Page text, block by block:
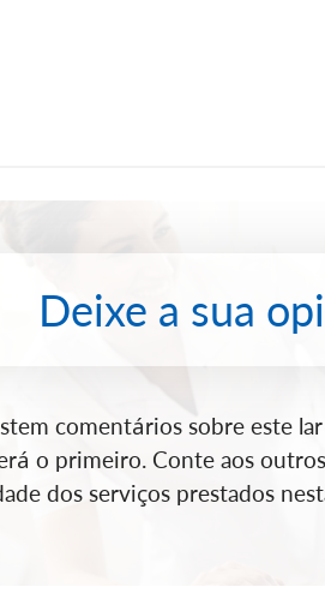
Deixe a sua
comentários sobre este
o primeiro. Conte aos
dos serviços prestados